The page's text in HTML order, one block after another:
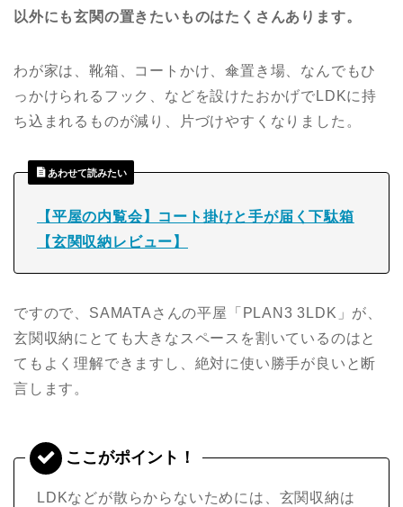
以外にも玄関の置きたいものはたくさんあります。
わが家は、靴箱、コートかけ、傘置き場、なんでもひ
っかけられるフック、などを設けたおかげでLDKに持
ち込まれるものが減り、片づけやすくなりました。
あわせて読みたい
【平屋の内覧会】コート掛けと手が届く下駄箱
【玄関収納レビュー】
ですので、SAMATAさんの平屋「PLAN3 3LDK」が、
玄関収納にとても大きなスペースを割いているのはと
てもよく理解できますし、絶対に使い勝手が良いと断
言します。
LDKなどが散らからないためには、玄関収納は